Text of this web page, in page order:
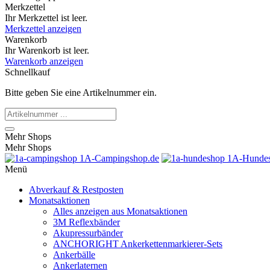
Merkzettel
Ihr Merkzettel ist leer.
Merkzettel anzeigen
Warenkorb
Ihr Warenkorb ist leer.
Warenkorb anzeigen
Schnellkauf
Bitte geben Sie eine Artikelnummer ein.
Mehr Shops
Mehr Shops
1A-Campingshop.de
1A-
Menü
Abverkauf & Restposten
Monatsaktionen
Alles anzeigen aus Monatsaktionen
3M Reflexbänder
Akupressurbänder
ANCHORIGHT Ankerkettenmarkierer-Sets
Ankerbälle
Ankerlaternen